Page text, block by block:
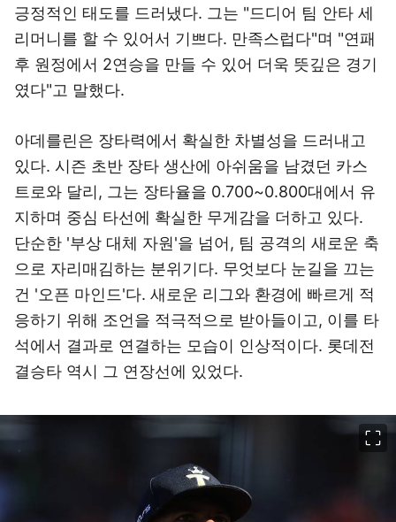
긍정적인 태도를 드러냈다. 그는 "드디어 팀 안타 세
리머니를 할 수 있어서 기쁘다. 만족스럽다"며 "연패
후 원정에서 2연승을 만들 수 있어 더욱 뜻깊은 경기
였다"고 말했다.
아데를린은 장타력에서 확실한 차별성을 드러내고
있다. 시즌 초반 장타 생산에 아쉬움을 남겼던 카스
트로와 달리, 그는 장타율을 0.700~0.800대에서 유
지하며 중심 타선에 확실한 무게감을 더하고 있다.
단순한 '부상 대체 자원'을 넘어, 팀 공격의 새로운 축
으로 자리매김하는 분위기다. 무엇보다 눈길을 끄는
건 '오픈 마인드'다. 새로운 리그와 환경에 빠르게 적
응하기 위해 조언을 적극적으로 받아들이고, 이를 타
석에서 결과로 연결하는 모습이 인상적이다. 롯데전
결승타 역시 그 연장선에 있었다.